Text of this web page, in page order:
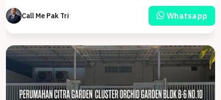
Call Me Pak Tri Whatsapp